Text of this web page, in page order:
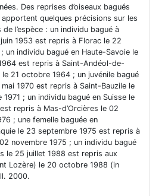
Des reprises d’oiseaux bagués
apportent quelques précisions sur les
de l’espèce : un individu bagué à
1953 est repris à Florac le 22
un individu bagué en Haute-Savoie le
est repris à Saint-Andéol-de-
21 octobre 1964 ; un juvénile bagué
mai 1970 est repris à Saint-Bauzile le
1971 ; un individu bagué en Suisse le
repris à Mas-d’Orcières le 02
; une femelle baguée en
le 23 septembre 1975 est repris à
novembre 1975 ; un individu bagué
le 25 juillet 1988 est repris aux
Lozère) le 20 octobre 1988 (in
2000.